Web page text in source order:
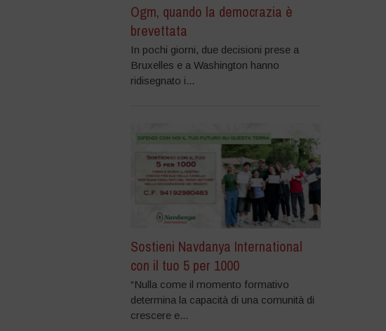
Ogm, quando la democrazia è
brevettata
In pochi giorni, due decisioni prese a
Bruxelles e a Washington hanno
ridisegnato i...
Sostieni Navdanya International
con il tuo 5 per 1000
“Nulla come il momento formativo
determina la capacità di una comunità di
crescere e...